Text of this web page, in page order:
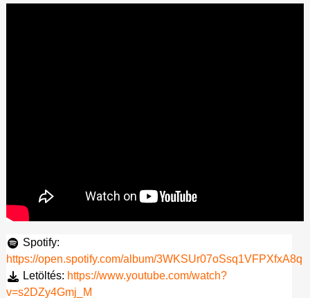
Spotify:
https://open.spotify.com/album/3WKSUr07oSsq1VFPXfxA8q
Letöltés: https://www.youtube.com/watch?
v=s2DZy4Gmj_M